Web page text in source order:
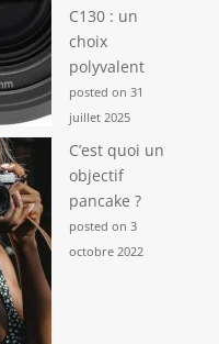
C130 : un
choix
polyvalent
posted on 31
juillet 2025
C’est quoi un
objectif
pancake ?
posted on 3
octobre 2022